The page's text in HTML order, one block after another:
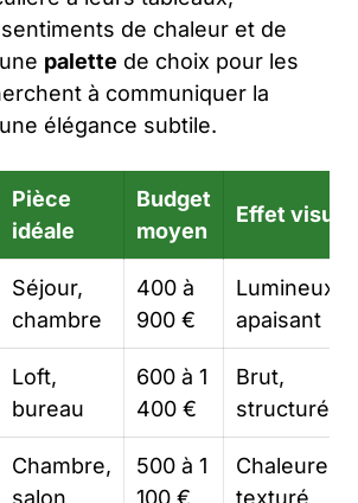
de chaleur et de
palette de choix pour les
à communiquer la
élégance subtile.
Pièce
idéale
Budget
moyen
Effet visuel
Séjour,
chambre
400 à
900 €
Lumineux,
apaisant
Loft,
bureau
600 à 1
400 €
Brut,
structuré
Chambre,
salon
500 à 1
100 €
Chaleureux,
texturé